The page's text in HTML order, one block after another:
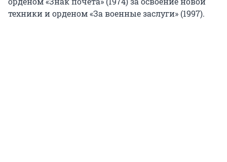
техники и орденом «За военные заслуги» (1997).